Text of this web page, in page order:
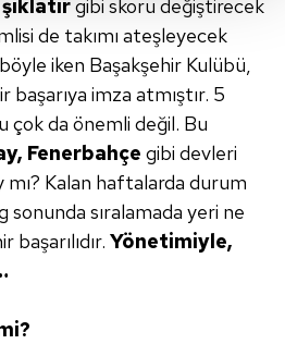
bu çerezlere izin vermedikleri
reklamlar
sunabilmek için İnternet
kişilere ait çerezler
vasıtasıyla çeşitli kişisel
gerekli olan çerezler bilgi
amacıyla
sitemizin daha işlevsel
ve sizlere yönelik
dahilinde kullanılacaktır.
şıklatırgibi skoru değiştirecek
de takımı ateşleyecek
iken Başakşehir Kulübü,
başarıya imza atmıştır. 5
çok da önemli değil. Bu
Fenerbahçe gibi devleri
mı? Kalan haftalarda durum
sıralamada yeri ne
başarılıdır. Yönetimiyle,